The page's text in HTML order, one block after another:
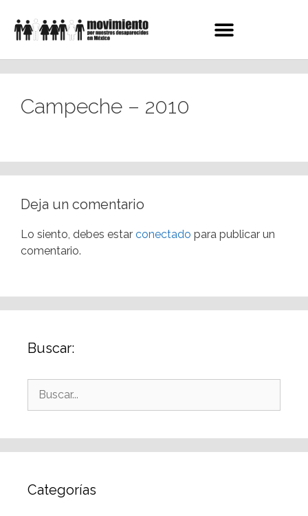
Campeche – 2010
Deja un comentario
Lo siento, debes estar conectado para publicar un
comentario.
Buscar:
Categorías